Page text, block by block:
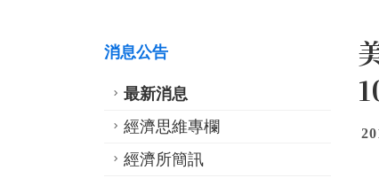
消息公告
最新消息
經濟思維專欄
經濟所簡訊